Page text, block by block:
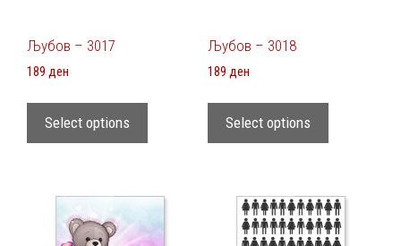
Љубов – 3017
189 ден
Select options
Љубов – 3018
189 ден
Select options